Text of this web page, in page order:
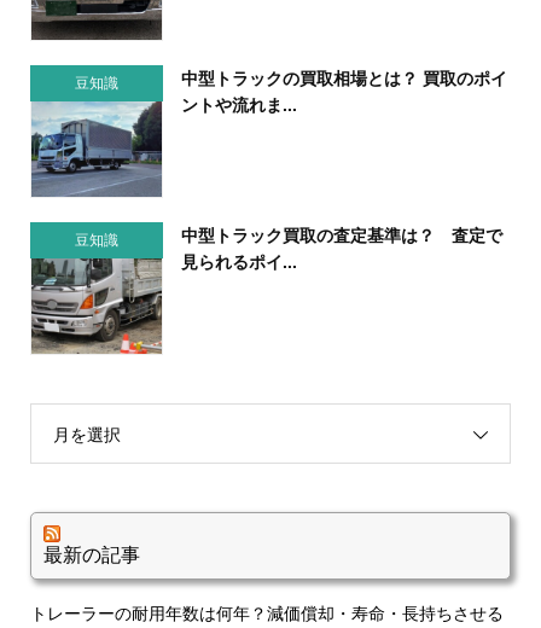
豆知識
中型トラックの買取相場とは？ 買取のポイ
ントや流れま...
豆知識
中型トラック買取の査定基準は？ 査定で
見られるポイ...
月を選択
最新の記事
トレーラーの耐用年数は何年？減価償却・寿命・長持ちさせる